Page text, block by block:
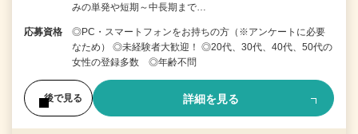
みの単発や短期～中長期まで…
応募資格
◎PC・スマートフォンをお持ちの方（※アンケートに必要
なため） ◎未経験者大歓迎！ ◎20代、30代、40代、50代の
女性の登録多数 ◎年齢不問
後で見る 詳細を見る